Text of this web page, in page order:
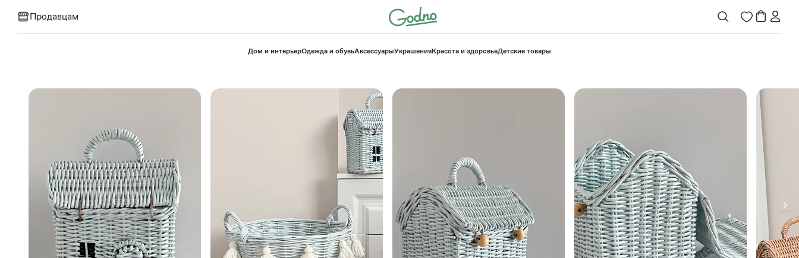
Продавцам
⁠Дом и интерьерОдежда и обувьАксессуарыУкрашенияКрасота и здоровье⁠Детские товары